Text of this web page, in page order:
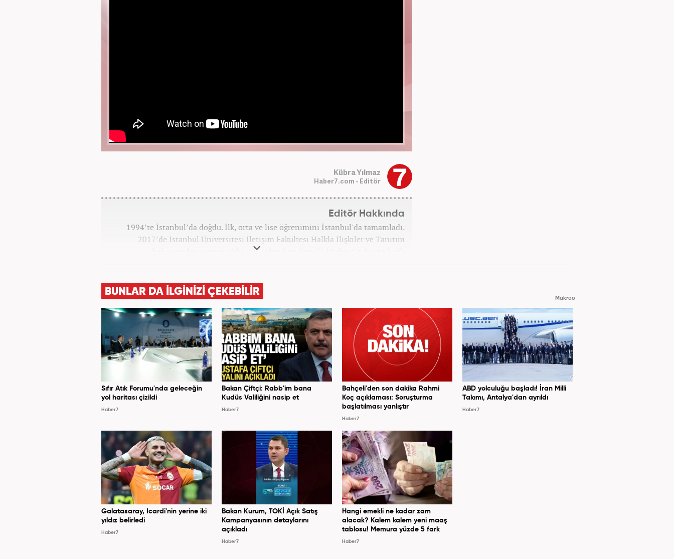
Kübra Yılmaz
Haber7.com - Editör
Editör Hakkında
1994’te İstanbul’da doğdu. İlk, orta ve lise öğrenimini İstanbul'da tamamladı.
2017’de İstanbul Üniversitesi İletişim Fakültesi Halkla İlişkiler ve Tanıtım
bölümünden mezun oldu. 2017’den beri Kanal7 Medya Grubu’na bağlı
Haber7.com bünyesinde mesleki hayatına devam etmektedir.
BUNLAR DA İLGİNİZİ ÇEKEBİLİR
Makroo
Sıfır Atık Forumu'nda geleceğin
yol haritası çizildi
Haber7
Bakan Çiftçi: Rabb'im bana
Kudüs Valiliğini nasip et
Haber7
Bahçeli'den son dakika Rahmi
Koç açıklaması: Soruşturma
başlatılması yanlıştır
Haber7
ABD yolculuğu başladı! İran Milli
Takımı, Antalya'dan ayrıldı
Haber7
Galatasaray, Icardi'nin yerine iki
yıldız belirledi
Haber7
Bakan Kurum, TOKİ Açık Satış
Kampanyasının detaylarını
açıkladı
Haber7
Hangi emekli ne kadar zam
alacak? Kalem kalem yeni maaş
tablosu! Memura yüzde 5 fark
Haber7